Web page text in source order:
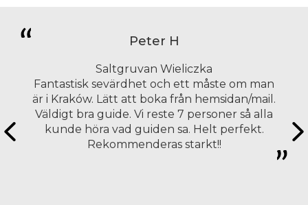
Peter H
Saltgruvan Wieliczka
Fantastisk sevärdhet och ett måste om man
är i Kraków. Lätt att boka från hemsidan/mail.
Väldigt bra guide. Vi reste 7 personer så alla
kunde höra vad guiden sa. Helt perfekt.
Rekommenderas starkt!!